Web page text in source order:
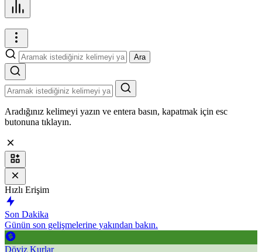
Ara
Aradığınız kelimeyi yazın ve entera basın, kapatmak için esc
butonuna tıklayın.
Hızlı Erişim
Son Dakika
Günün son gelişmelerine yakından bakın.
Döviz Kurlar